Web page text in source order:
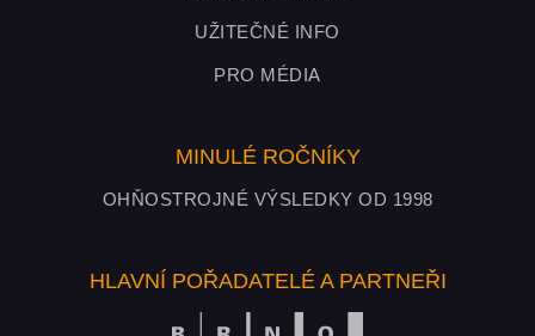
UŽITEČNÉ INFO
PRO MÉDIA
MINULÉ ROČNÍKY
OHŇOSTROJNÉ VÝSLEDKY OD 1998
HLAVNÍ POŘADATELÉ A PARTNEŘI